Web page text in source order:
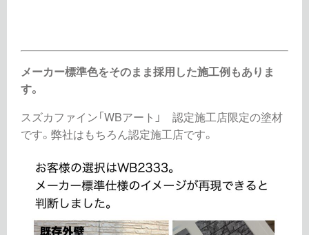
メーカー標準色をそのまま採用した施工例もありま
す。
スズカファイン「WBアート」 認定施工店限定の塗材
です。弊社はもちろん認定施工店です。